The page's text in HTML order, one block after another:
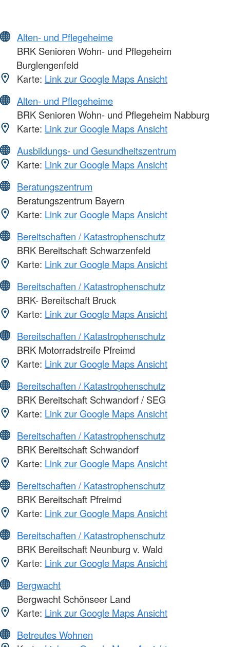
Alten- und Pflegeheime
BRK Senioren Wohn- und Pflegeheim
Burglengenfeld
Karte: Link zur Google Maps Ansicht
Alten- und Pflegeheime
BRK Senioren Wohn- und Pflegeheim Nabburg
Karte: Link zur Google Maps Ansicht
Ausbildungs- und Gesundheitszentrum
Karte: Link zur Google Maps Ansicht
Beratungszentrum
Beratungszentrum Bayern
Karte: Link zur Google Maps Ansicht
Bereitschaften / Katastrophenschutz
BRK Bereitschaft Schwarzenfeld
Karte: Link zur Google Maps Ansicht
Bereitschaften / Katastrophenschutz
BRK- Bereitschaft Bruck
Karte: Link zur Google Maps Ansicht
Bereitschaften / Katastrophenschutz
BRK Motorradstreife Pfreimd
Karte: Link zur Google Maps Ansicht
Bereitschaften / Katastrophenschutz
BRK Bereitschaft Schwandorf / SEG
Karte: Link zur Google Maps Ansicht
Bereitschaften / Katastrophenschutz
BRK Bereitschaft Schwandorf
Karte: Link zur Google Maps Ansicht
Bereitschaften / Katastrophenschutz
BRK Bereitschaft Pfreimd
Karte: Link zur Google Maps Ansicht
Bereitschaften / Katastrophenschutz
BRK Bereitschaft Neunburg v. Wald
Karte: Link zur Google Maps Ansicht
Bergwacht
Bergwacht Schönseer Land
Karte: Link zur Google Maps Ansicht
Betreutes Wohnen